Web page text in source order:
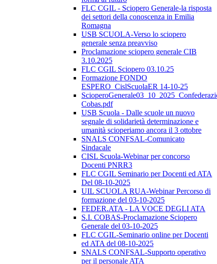
FLC CGIL - Sciopero Generale-la risposta
dei settori della conoscenza in Emilia
Romagna
USB SCUOLA-Verso lo sciopero
generale senza preavviso
Proclamazione sciopero generale CIB
3.10.2025
FLC CGIL Sciopero 03.10.25
Formazione FONDO
ESPERO_CislScuolaER 14-10-25
Cobas.pdf
USB Scuola - Dalle scuole un nuovo
segnale di solidarietà determinazione e
umanità scioperiamo ancora il 3 ottobre
SNALS CONFSAL-Comunicato
Sindacale
CISL Scuola-Webinar per concorso
Docenti PNRR3
FLC CGIL Seminario per Docenti ed ATA
Del 08-10-2025
UIL SCUOLA RUA-Webinar Percorso di
formazione del 03-10-2025
FEDER.ATA - LA VOCE DEGLI ATA
S.I. COBAS-Proclamazione Sciopero
Generale del 03-10-2025
FLC CGIL-Seminario online per Docenti
ed ATA del 08-10-2025
SNALS CONFSAL-Supporto operativo
per il personale ATA